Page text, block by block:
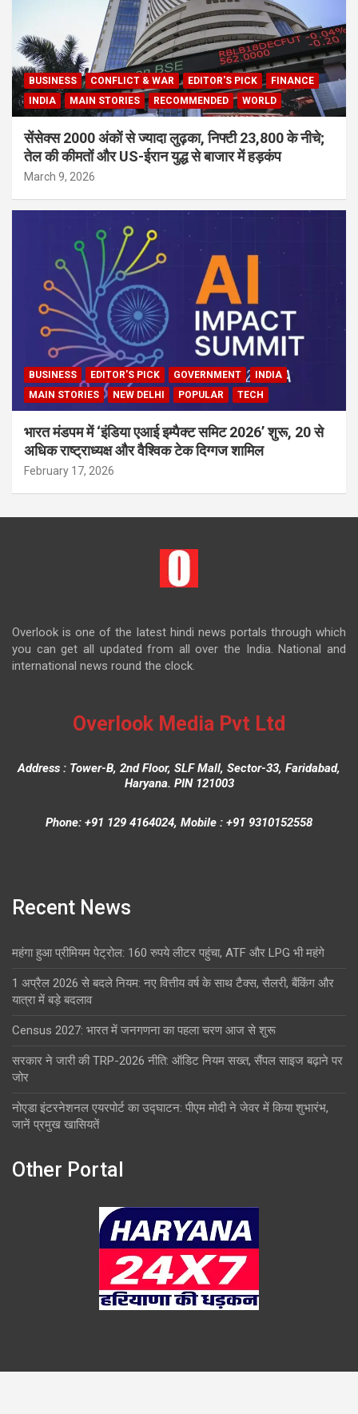
BUSINESS CONFLICT & WAR EDITOR'S PICK
FINANCE
INDIA
MAIN STORIES RECOMMENDED WORLD
सेंसेक्स 2000 अंकों से ज्यादा लुढ़का, निफ्टी 23,800 के नीचे;
तेल की कीमतों और US-ईरान युद्ध से बाजार में हड़कंप
March 9, 2026
BUSINESS EDITOR'S PICK GOVERNMENT
INDIA
MAIN STORIES
NEW DELHI POPULAR TECH
भारत मंडपम में ‘इंडिया एआई इम्पैक्ट समिट 2026’ शुरू, 20 से
अधिक राष्ट्राध्यक्ष और वैश्विक टेक दिग्गज शामिल
February 17, 2026
Overlook is one of the latest hindi news portals through which
you can get all updated from all over the India. National and
international news round the clock.
Overlook Media Pvt Ltd
Address : Tower-B, 2nd Floor, SLF Mall, Sector-33, Faridabad,
Haryana. PIN 121003
Phone: +91 129 4164024, Mobile : +91 9310152558
Recent News
महंगा हुआ प्रीमियम पेट्रोल: 160 रुपये लीटर पहुंचा, ATF और LPG भी महंगे
1 अप्रैल 2026 से बदले नियम: नए वित्तीय वर्ष के साथ टैक्स, सैलरी, बैंकिंग और
यात्रा में बड़े बदलाव
Census 2027: भारत में जनगणना का पहला चरण आज से शुरू
सरकार ने जारी की TRP-2026 नीति: ऑडिट नियम सख्त, सैंपल साइज बढ़ाने पर
जोर
नोएडा इंटरनेशनल एयरपोर्ट का उद्घाटन: पीएम मोदी ने जेवर में किया शुभारंभ,
जानें प्रमुख खासियतें
Other Portal